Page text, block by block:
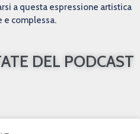
a questa espressione artistica
e complessa.
DEL PODCAST